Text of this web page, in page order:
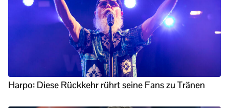
Harpo: Diese Rückkehr rührt seine Fans zu Tränen